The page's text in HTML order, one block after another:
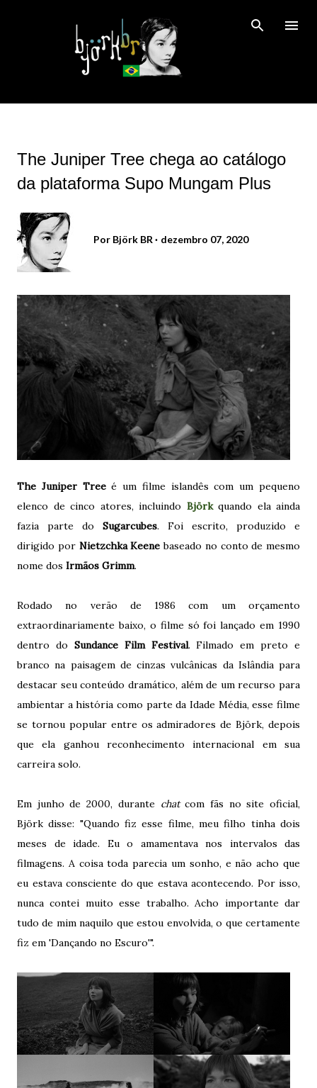
Pular para o conteúdo principal
The Juniper Tree chega ao catálogo
da plataforma Supo Mungam Plus
Por Björk BR dezembro 07, 2020
The Juniper Treeé um filme islandês com um pequeno
elenco de cinco atores, incluindo Björk quando ela ainda
fazia parte do Sugarcubes. Foi escrito, produzido e
dirigido por Nietzchka Keenebaseado no conto de mesmo
nome dos Irmãos Grimm.
Rodado no verão de 1986 com um orçamento
extraordinariamente baixo, o filme só foi lançado em 1990
dentro do Sundance Film Festival. Filmado em preto e
branco na paisagem de cinzas vulcânicas da Islândia para
destacar seu conteúdo dramático, além de um recurso para
ambientar a história como parte da Idade Média, esse filme
se tornou popular entre os admiradores de Björk, depois
que ela ganhou reconhecimento internacional em sua
carreira solo.
Em junho de 2000, durante chatcom fãs no site oficial,
Björk disse: "Quando fiz esse filme, meu filho tinha dois
meses de idade. Eu o amamentava nos intervalos das
filmagens. A coisa toda parecia um sonho, e não acho que
eu estava consciente do que estava acontecendo. Por isso,
nunca contei muito esse trabalho. Acho importante dar
tudo de mim naquilo que estou envolvida, o que certamente
fiz em 'Dançando no Escuro'".